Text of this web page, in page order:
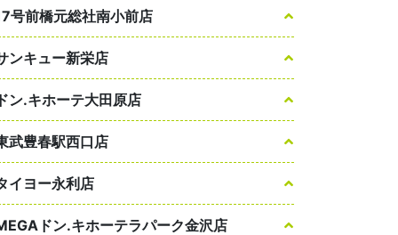
号前橋元総社南小前店
ンキュー新栄店
ドン.キホーテ大田原店
武豊春駅西口店
イヨー永利店
ドン.キホーテラパーク金沢店